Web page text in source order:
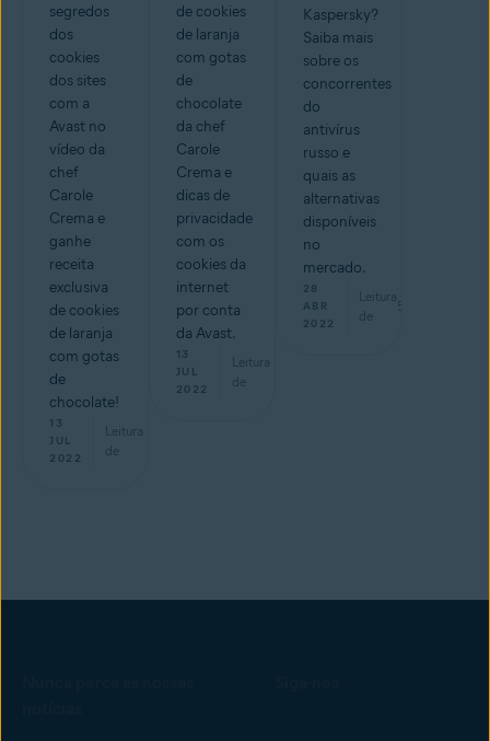
segredos
dos
cookies
dos sites
com a
Avast no
vídeo da
chef
Carole
Crema e
ganhe
receita
exclusiva
de cookies
de laranja
com gotas
de
chocolate!
13
JUL
2022
Leitura
de
de cookies
de laranja
com gotas
de
chocolate
da chef
Carole
Crema e
dicas de
privacidade
com os
cookies da
internet
por conta
da Avast.
13
JUL
2022
Leitura
de
Kaspersky?
Saiba mais
sobre os
concorrentes
do
antivírus
russo e
quais as
alternativas
disponíveis
no
mercado.
28
ABR
2022
Leitura
de
5